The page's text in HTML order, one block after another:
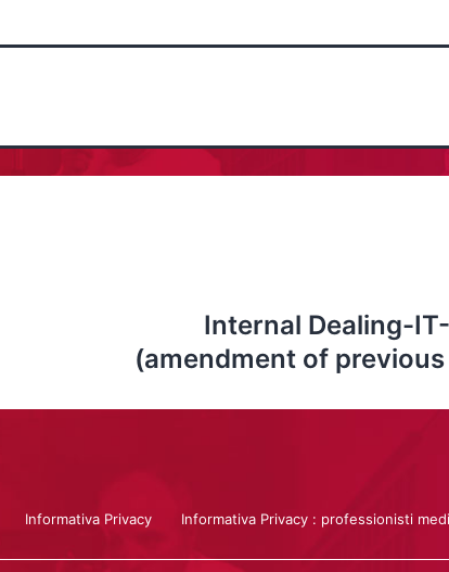
Internal Dealing-
(amendment of
Informativa Privacy Informativa Privacy : professionisti